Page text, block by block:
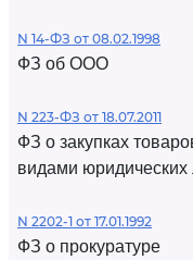
N 14-ФЗ от 08.02.1998
ФЗ об ООО
N 223-ФЗ от 18.07.2011
ФЗ о закупках
видами юридических
N 2202-1 от 17.01.1992
ФЗ о прокуратуре